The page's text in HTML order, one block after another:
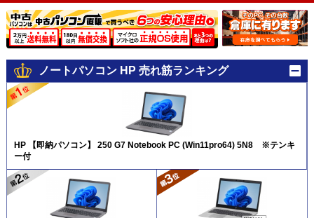
ノートパソコン HP 売れ筋ランキング
HP 【即納パソコン】 250 G7 Notebook PC (Win11pro64) 5N8 ※テンキ
ー付